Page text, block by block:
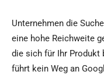
Unternehmen die
eine hohe Reichweite
die sich für Ihr Produkt
führt kein Weg an